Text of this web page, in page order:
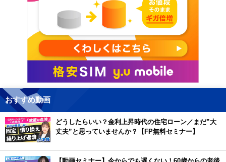
おすすめ動画
どうしたらいい？金利上昇時代の住宅ローン／まだ”大
丈夫”と思っていませんか？【FP無料セミナー】
【動画セミナー】今からでも遅くない！60歳からの老後